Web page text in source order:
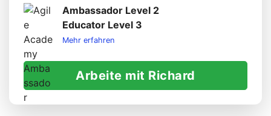
Ambassador Level 2
Educator Level 3
Mehr erfahren
Arbeite mit Richard